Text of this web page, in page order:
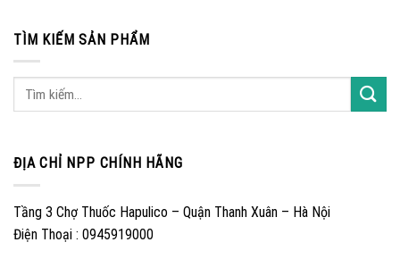
TÌM KIẾM SẢN PHẨM
ĐỊA CHỈ NPP CHÍNH HÃNG
Tầng 3 Chợ Thuốc Hapulico – Quận Thanh Xuân – Hà Nội
Điện Thoại : 0945919000